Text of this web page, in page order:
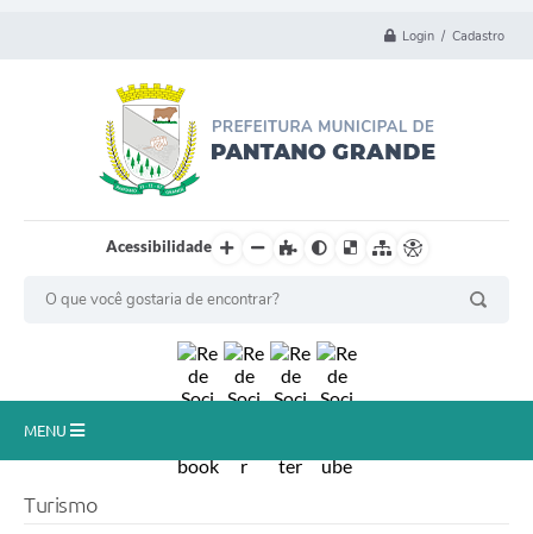
Login / Cadastro
Acessibilidade
MENU
Turismo